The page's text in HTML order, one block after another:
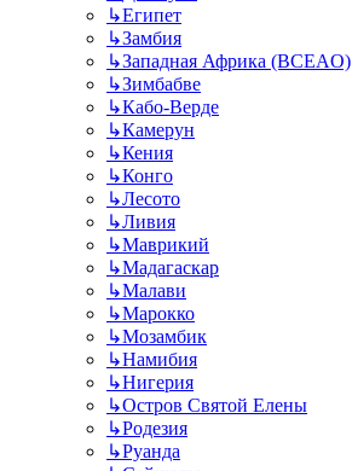
↳Египет
↳Замбия
↳Западная Африка (BCEAO)
↳Зимбабве
↳Кабо-Верде
↳Камерун
↳Кения
↳Конго
↳Лесото
↳Ливия
↳Маврикий
↳Мадагаскар
↳Малави
↳Марокко
↳Мозамбик
↳Намибия
↳Нигерия
↳Остров Святой Елены
↳Родезия
↳Руанда